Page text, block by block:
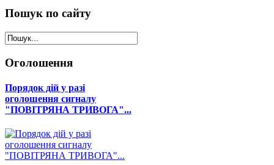
Пошук по сайту
Оголошення
Порядок дій у разі
оголошення сигналу
"ПОВІТРЯНА ТРИВОГА"...